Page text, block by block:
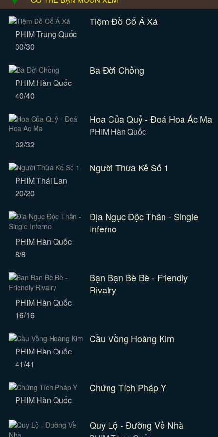
Tiệm Đồ Cổ Á Xá
PHIM Trung Quốc
30/30
Ba Đời Chồng
PHIM Hàn Quốc
40/40
Hoa Của Quỷ - Đoá Hoa Ác Ma
PHIM Hàn Quốc
32/32
Người Thừa Kế Số 1
PHIM Thái Lan
20/20
Địa Ngục Độc Thân - Single
Inferno
PHIM Hàn Quốc
8/8
Bạn Bạn Bè Bè - Friendly
Rivalry
PHIM Hàn Quốc
16/16
Cầu Vồng Hoàng Kim
PHIM Hàn Quốc
41/41
Chứng Tích Pháp Y
PHIM Hàn Quốc
Quy Lộ - Đường Về Nhà